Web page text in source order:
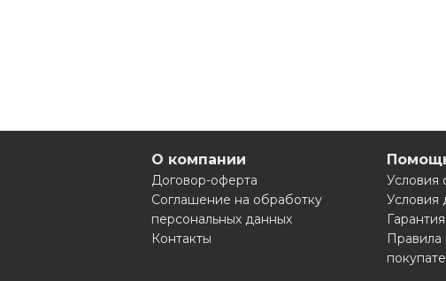
О компании
Договор-оферта
Соглашение на обработку
персональных данных
Контакты
Условия
Условия
Правила